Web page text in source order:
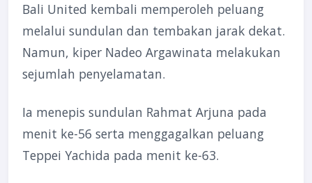
Bali United kembali memperoleh peluang
melalui sundulan dan tembakan jarak dekat.
Namun, kiper Nadeo Argawinata melakukan
sejumlah penyelamatan.
Ia menepis sundulan Rahmat Arjuna pada
menit ke-56 serta menggagalkan peluang
Teppei Yachida pada menit ke-63.